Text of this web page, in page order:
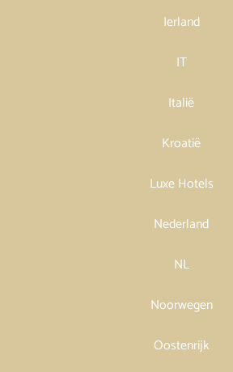
Ierland
IT
Italië
Kroatië
Luxe Hotels
Nederland
NL
Noorwegen
Oostenrijk